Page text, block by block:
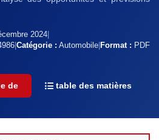
2024
Catégorie : Automobile Format : PDF
de table des matières